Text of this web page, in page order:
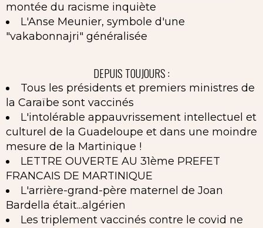
montée du racisme inquiète
L'Anse Meunier, symbole d'une
"vakabonnajri" généralisée
DEPUIS TOUJOURS :
Tous les présidents et premiers ministres de
la Caraïbe sont vaccinés
L'intolérable appauvrissement intellectuel et
culturel de la Guadeloupe et dans une moindre
mesure de la Martinique !
LETTRE OUVERTE AU 31ème PREFET
FRANCAIS DE MARTINIQUE
L'arrière-grand-père maternel de Joan
Bardella était...algérien
Les triplement vaccinés contre le covid ne